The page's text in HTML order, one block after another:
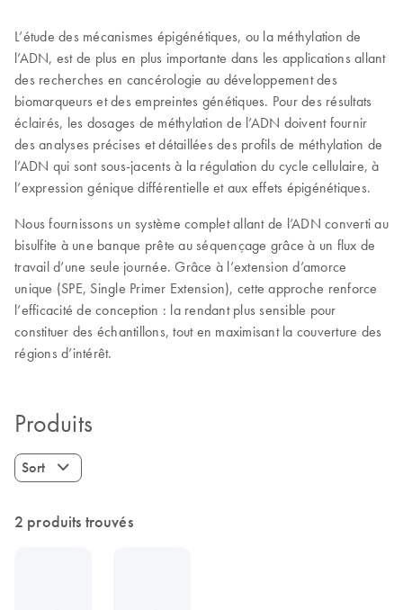
L’étude des mécanismes épigénétiques, ou la méthylation de
l’ADN, est de plus en plus importante dans les applications allant
des recherches en cancérologie au développement des
biomarqueurs et des empreintes génétiques. Pour des résultats
éclairés, les dosages de méthylation de l’ADN doivent fournir
des analyses précises et détaillées des profils de méthylation de
l’ADN qui sont sous-jacents à la régulation du cycle cellulaire, à
l’expression génique différentielle et aux effets épigénétiques.
Nous fournissons un système complet allant de l’ADN converti au
bisulfite à une banque prête au séquençage grâce à un flux de
travail d’une seule journée. Grâce à l’extension d’amorce
unique (SPE, Single Primer Extension), cette approche renforce
l’efficacité de conception : la rendant plus sensible pour
constituer des échantillons, tout en maximisant la couverture des
régions d’intérêt.
Produits
Sort
2 produits trouvés